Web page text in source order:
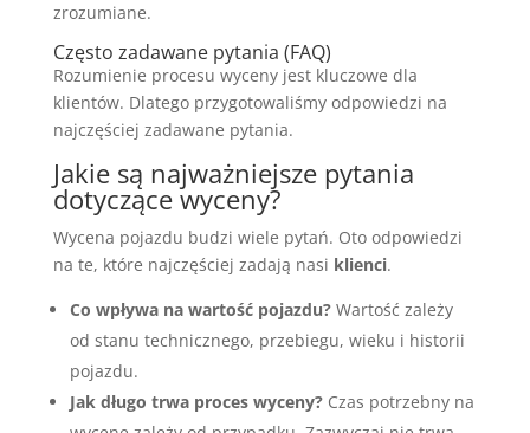
zrozumiane.
Często zadawane pytania (FAQ)
Rozumienie procesu wyceny jest kluczowe dla
klientów. Dlatego przygotowaliśmy odpowiedzi na
najczęściej zadawane pytania.
Jakie są najważniejsze pytania
dotyczące wyceny?
Wycena pojazdu budzi wiele pytań. Oto odpowiedzi
na te, które najczęściej zadają nasi klienci.
Co wpływa na wartość pojazdu?Wartość zależy
od stanu technicznego, przebiegu, wieku i historii
pojazdu.
Jak długo trwa proces wyceny?Czas potrzebny na